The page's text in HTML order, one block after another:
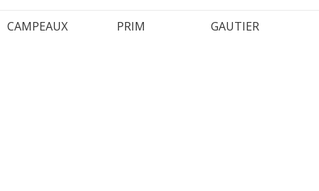
CAMPEAUX PRIM GAUTIER